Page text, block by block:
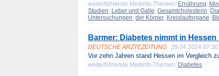
weiterführende Medinfo-Themen: Ernährung;
Studien; Leber und Galle; Gesamtcholesterin;
Untersuchungen; der Körper; Kreislauforgane;
Barmer: Diabetes nimmt in
DEUTSCHE ÄRZTEZEITUNG 29.04.2024
Vor zehn Jahren stand Hessen im Vergleich
weiterführende Medinfo-Themen: Diabetes